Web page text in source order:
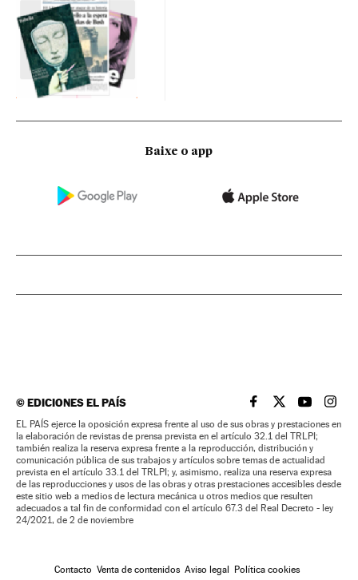
Baixe o app
©EDICIONES EL PAÍS EL PAÍS BRASIL EN
EL PAÍSEL PAÍS
EL
EL PAÍS ejerce la oposición expresa frente al uso de sus obras y prestaciones en
la elaboración de revistas de prensa prevista en el artículo 32.1 del TRLPI;
también realiza la reserva expresa frente a la reproducción, distribución y
comunicación pública de sus trabajos y artículos sobre temas de actualidad
prevista en el artículo 33.1 del TRLPI; y, asimismo, realiza una reserva expresa
de las reproducciones y usos de las obras y otras prestaciones accesibles desde
este sitio web a medios de lectura mecánica u otros medios que resulten
adecuados a tal fin de conformidad con el artículo 67.3 del Real Decreto - ley
24/2021, de 2 de noviembre
Contacto Venta de contenidos Aviso legal Política cookies